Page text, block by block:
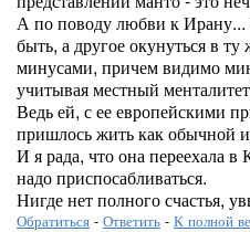
А по поводу любви к
быть, а другое окунуться в
минусами, причем видимо
учитывая местный
Ведь ей, с ее европейскими
пришлось жить как обычной
И я рада, что она переехала
надо приспосабливаться.
Нигде нет полного счастья,
Обратиться - Ответить - К полной